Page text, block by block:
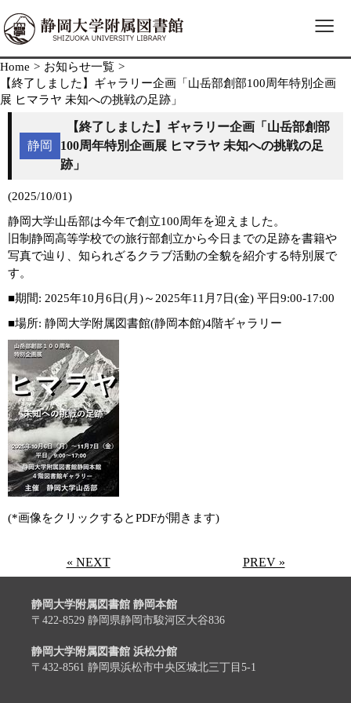
≡
Home > お知らせ一覧 >
【終了しました】ギャラリー企画「山岳部創部100周年特別企画
展 ヒマラヤ 未知への挑戦の足跡」
静岡
【終了しました】ギャラリー企画「山岳部創部
100周年特別企画展 ヒマラヤ 未知への挑戦の足
跡」
(2025/10/01)
静岡大学山岳部は今年で創立100周年を迎えました。
旧制静岡高等学校での旅行部創立から今日までの足跡を書籍や
写真で辿り、知られざるクラブ活動の全貌を紹介する特別展で
す。
■期間: 2025年10月6日(月)～2025年11月7日(金) 平日9:00-17:00
■場所: 静岡大学附属図書館(静岡本館)4階ギャラリー
(*画像をクリックするとPDFが開きます)
« NEXT PREV »
静岡大学附属図書館 静岡本館
〒422-8529 静岡県静岡市駿河区大谷836
静岡大学附属図書館 浜松分館
〒432-8561 静岡県浜松市中央区城北三丁目5-1